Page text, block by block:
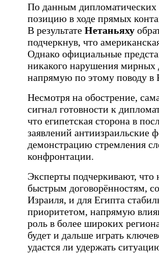
По данным дипломатических
позицию в ходе прямых
В результате Нетаньяху
подчеркнув, что
Однако официальные
никакого нарушения мирных
напрямую по этому поводу в
Несмотря на обострение,
сигнал готовности к
что египетская сторона в
заявлений антиизраильские
демонстрацию стремления
конфронтации.
Эксперты подчеркивают,
быстрым договорённостям,
Израиля, и для Египта
приоритетом, напрямую
роль в более широких
будет и дальше играть
удастся ли удержать